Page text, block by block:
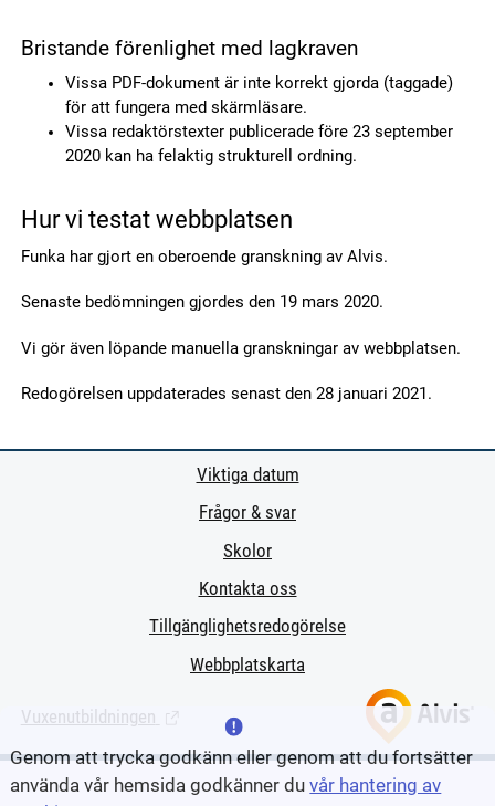
Bristande förenlighet med lagkraven
Vissa PDF-dokument är inte korrekt gjorda (taggade)
för att fungera med skärmläsare.
Vissa redaktörstexter publicerade före 23 september
2020 kan ha felaktig strukturell ordning.
Hur vi testat webbplatsen
Funka har gjort en oberoende granskning av Alvis.
Senaste bedömningen gjordes den 19 mars 2020.
Vi gör även löpande manuella granskningar av webbplatsen.
Redogörelsen uppdaterades senast den 28 januari 2021.
Viktiga datum
Frågor & svar
Skolor
Kontakta oss
Tillgänglighetsredogörelse
Webbplatskarta
Vuxenutbildningen (Länk till extern sida.)
Genom att trycka godkänn eller genom att du fortsätter
använda vår hemsida godkänner duvår hantering av